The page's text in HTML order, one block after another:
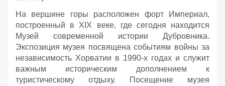
На вершине горы расположен форт Империал,
построенный в XIX веке, где сегодня находится
Музей современной истории Дубровника.
Экспозиция музея посвящена событиям войны за
независимость Хорватии в 1990-х годах и служит
важным историческим дополнением к
туристическому отдыху. Посещение музея